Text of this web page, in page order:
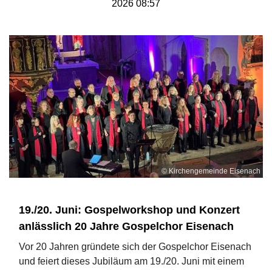
2026 08:57
© Kirchengemeinde Eisenach
19./20. Juni: Gospelworkshop und Konzert
anlässlich 20 Jahre Gospelchor Eisenach
Vor 20 Jahren gründete sich der Gospelchor Eisenach
und feiert dieses Jubiläum am 19./20. Juni mit einem